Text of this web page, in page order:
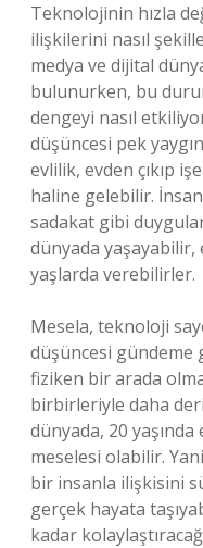
Teknolojinin hızla
ilişkilerini nasıl
medya ve dijital
bulunurken, bu
dengeyi nasıl
düşüncesi pek
evlilik, evden çıkıp
haline gelebilir.
sadakat gibi
dünyada yaşayabilir,
yaşlarda verebilirler.
Mesela, teknoloji
düşüncesi gündeme
fiziken bir arada
birbirleriyle daha
dünyada, 20
meselesi olabilir.
bir insanla ilişkisini
gerçek hayata
kadar